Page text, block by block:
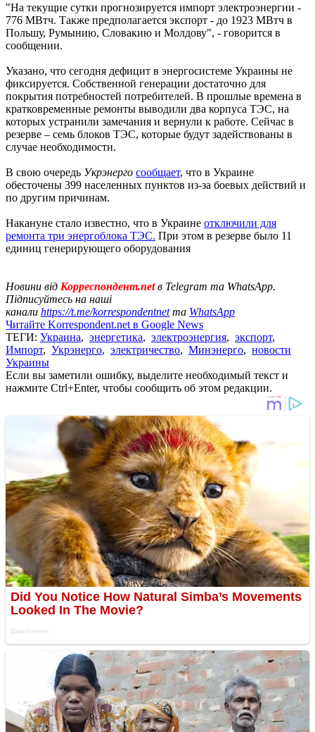
"На текущие сутки прогнозируется импорт электроэнергии -
776 МВтч. Также предполагается экспорт - до 1923 МВтч в
Польшу, Румынию, Словакию и Молдову", - говорится в
сообщении.
Указано, что сегодня дефицит в энергосистеме Украины не
фиксируется. Собственной генерации достаточно для
покрытия потребностей потребителей. В прошлые времена в
кратковременные ремонты выводили два корпуса ТЭС, на
которых устранили замечания и вернули к работе. Сейчас в
резерве – семь блоков ТЭС, которые будут задействованы в
случае необходимости.
В свою очередь Укрэнерго сообщает, что в Украине
обесточены 399 населенных пунктов из-за боевых действий и
по другим причинам.
Накануне стало известно, что в Украине отключили для
ремонта три энергоблока ТЭС. При этом в резерве было 11
единиц генерирующего оборудования
Новини від Корреспондент.netв Telegram та WhatsApp.
Підписуйтесь на наші
канали https://t.me/korrespondentnetта WhatsApp
Читайте Korrespondent.net в Google News
ТЕГИ: Украина, энергетика, электроэнергия, экспорт,
Импорт, Укрэнерго, электричество, Минэнерго, новости
Украины
Если вы заметили ошибку, выделите необходимый текст и
нажмите Ctrl+Enter, чтобы сообщить об этом редакции.